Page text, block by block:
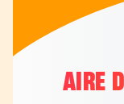
AIRE